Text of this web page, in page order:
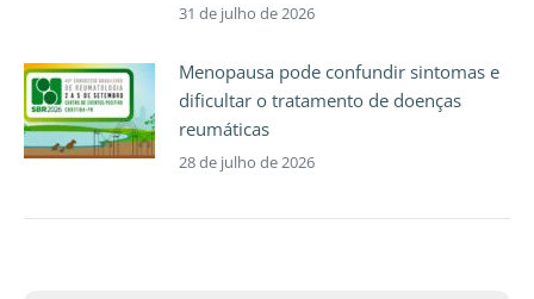
31 de julho de 2026
Menopausa pode confundir sintomas e
dificultar o tratamento de doenças
reumáticas
28 de julho de 2026